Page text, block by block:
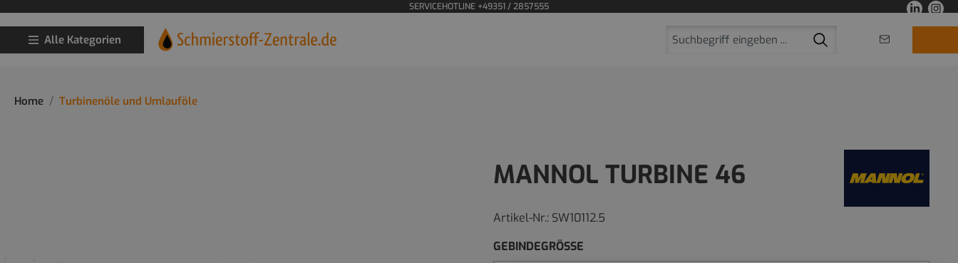
SERVICEHOTLINE +49351 / 2857555
Alle Kategorien
Home Turbinenöle und Umlauföle
MANNOL TURBINE 46
Artikel-Nr.: SW10112.5
GEBINDEGRÖSSE